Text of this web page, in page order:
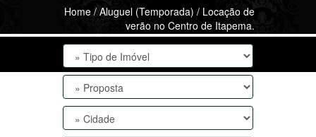
Home / Aluguel (Temporada) / Locação de
verão no Centro de Itapema.